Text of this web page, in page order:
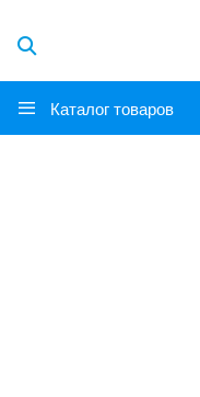
Каталог товаров